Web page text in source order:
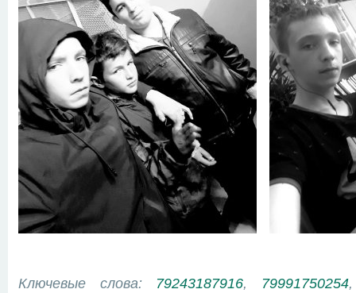
Ключевые слова: 79243187916, 79991750254